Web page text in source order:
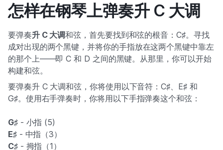
怎样在钢琴上弹奏升 C 大调
要弹奏升 C 大调和弦，首先要找到和弦的根音：C♯。寻找
成对出现的两个黑键，并将你的手指放在这两个黑键中靠左
的那个上——即 C 和 D 之间的黑键。从那里，你可以开始
构建和弦。
要弹奏升 C 大调和弦，你将使用以下音符：C♯、E♯ 和
G♯。使用右手弹奏时，你将用以下手指弹奏这个和弦：
G♯- 小指 (5)
E♯- 中指（3）
C♯- 拇指（1）